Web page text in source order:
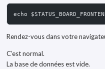
echo
Rendez-vous dans votre
C’est normal.
La base de données est vide.